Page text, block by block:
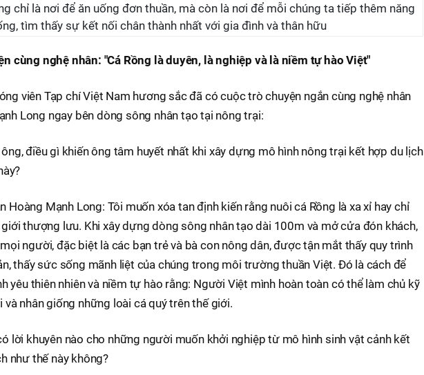
chỉ là nơi để ăn uống đơn thuần, mà còn là nơi để mỗi chúng ta tiếp thêm năng
tìm thấy sự kết nối chân thành nhất với gia đình và thân hữu
cùng nghệ nhân: "Cá Rồng là duyên, là nghiệp và là niềm tự hào Việt"
viên Tạp chí Việt Nam hương sắc đã có cuộc trò chuyện ngắn cùng nghệ nhân
Long ngay bên dòng sông nhân tạo tại nông trại:
điều gì khiến ông tâm huyết nhất khi xây dựng mô hình nông trại kết hợp du lịch
Hoàng Mạnh Long: Tôi muốn xóa tan định kiến rằng nuôi cá Rồng là xa xỉ hay chỉ
thượng lưu. Khi xây dựng dòng sông nhân tạo dài 100m và mở cửa đón khách,
người, đặc biệt là các bạn trẻ và bà con nông dân, được tận mắt thấy quy trình
thấy sức sống mãnh liệt của chúng trong môi trường thuần Việt. Đó là cách để
yêu thiên nhiên và niềm tự hào rằng: Người Việt mình hoàn toàn có thể làm chủ kỹ
và nhân giống những loài cá quý trên thế giới.
lời khuyên nào cho những người muốn khởi nghiệp từ mô hình sinh vật cảnh kết
như thế này không?